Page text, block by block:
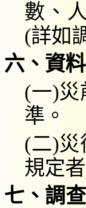
數、
(詳如
六、資
(一)災
準 。
(二)災
規定
七、調